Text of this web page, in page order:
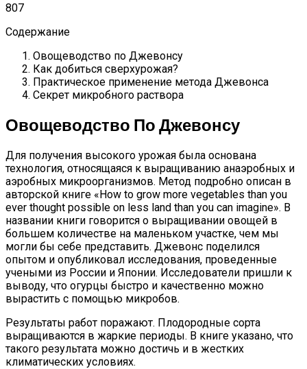
807
Содержание
Овощеводство по Джевонсу
Как добиться сверхурожая?
Практическое применение метода Джевонса
Секрет микробного раствора
Овощеводство По Джевонсу
Для получения высокого урожая была основана
технология, относящаяся к выращиванию анаэробных и
аэробных микроорганизмов. Метод подробно описан в
авторской книге «How to grow more vegetables than you
ever thought possible on less land than you can imagine». В
названии книги говорится о выращивании овощей в
большем количестве на маленьком участке, чем мы
могли бы себе представить. Джевонс поделился
опытом и опубликовал исследования, проведенные
учеными из России и Японии. Исследователи пришли к
выводу, что огурцы быстро и качественно можно
вырастить с помощью микробов.
Результаты работ поражают. Плодородные сорта
выращиваются в жаркие периоды. В книге указано, что
такого результата можно достичь и в жестких
климатических условиях.